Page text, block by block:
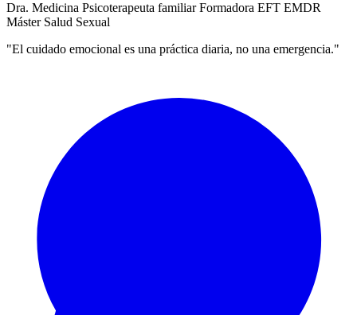
Dra. Medicina Psicoterapeuta familiar Formadora EFT EMDR
Máster Salud Sexual
"El cuidado emocional es una práctica diaria, no una emergencia."